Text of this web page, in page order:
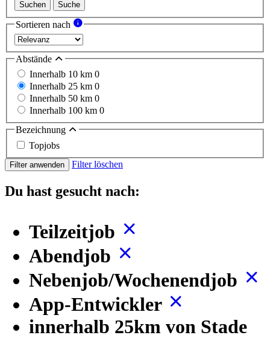
Suchen Suche
Sortieren nach
Abstände
Innerhalb 10 km 0
Innerhalb 25 km 0
Innerhalb 50 km 0
Innerhalb 100 km 0
Bezeichnung
Topjobs
Filter anwenden Filter löschen
Du hast gesucht nach:
Teilzeitjob
Abendjob
Nebenjob/Wochenendjob
App-Entwickler
innerhalb 25km von Stade